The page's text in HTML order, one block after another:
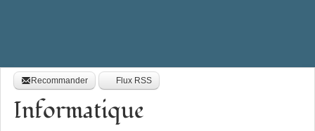
Recommander Flux RSS
Informatique